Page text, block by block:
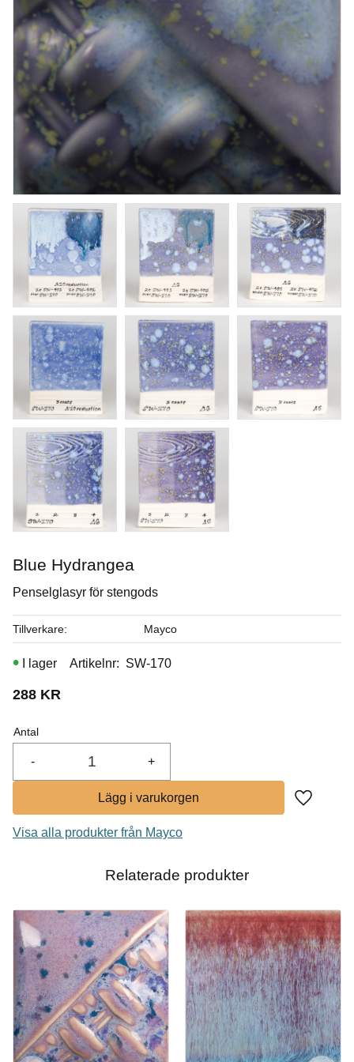
Micro Pearl
Penselglasyr för stengods
Art. nr: SW-214
I lager
Köp
Blue Hydrangea
Penselglasyr för stengods
288 KR
Antal
+
-
Lägg till
I lager Artikelnr SW-170
Tillverkare Mayco
Visa alla produkter från Mayco
Relaterade produkter